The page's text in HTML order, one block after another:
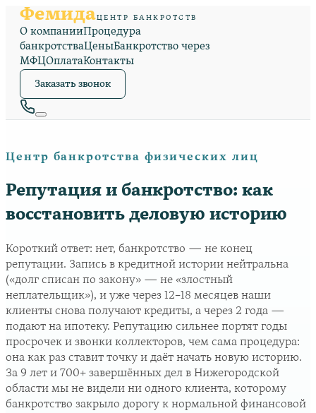
ФемидаЦЕНТР БАНКРОТСТВ
О компанииПроцедура
банкротстваЦеныБанкротство через
МФЦОплатаКонтакты
Заказать звонок
Центр банкротства физических лиц
Репутация и банкротство: как
восстановить деловую историю
Короткий ответ: нет, банкротство — не конец
репутации. Запись в кредитной истории нейтральна
(«долг списан по закону» — не «злостный
неплательщик»), и уже через 12–18 месяцев наши
клиенты снова получают кредиты, а через 2 года —
подают на ипотеку. Репутацию сильнее портят годы
просрочек и звонки коллекторов, чем сама процедура:
она как раз ставит точку и даёт начать новую историю.
За 9 лет и 700+ завершённых дел в Нижегородской
области мы не видели ни одного клиента, которому
банкротство закрыло дорогу к нормальной финансовой